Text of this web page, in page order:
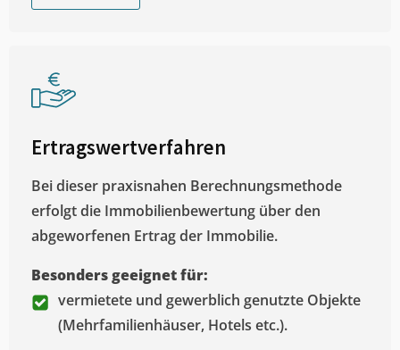
Ertragswertverfahren
Bei dieser praxisnahen Berechnungsmethode
erfolgt die Immobilienbewertung über den
abgeworfenen Ertrag der Immobilie.
Besonders geeignet für:
vermietete und gewerblich genutzte Objekte
(Mehrfamilienhäuser, Hotels etc.).